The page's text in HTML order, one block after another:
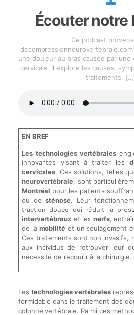
Écouter notre
Ce podcast
decompressionneurovertebrale.com
une douleur au bras causée par une
cervicale. Il explore les causes,
traitements,
[…]
EN BREF
Les technologies vertébrales
innovantes visant à traiter les
cervicales. Ces solutions, telles
neurovertébrale, sont
Montréal pour les patients
ou desténose. Leur
traction douce qui réduit la
intervertébraux et les nerfs,
de lamobilité et un soulagement
Ces traitements sont non invasifs,
aux individus de retrouver leur
nécessité de recourir à la chirurgie.
Les technologies vertébrales
formidable dans le traitement des
colonne vertébrale. Parmi ces